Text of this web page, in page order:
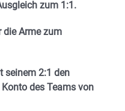
zum 1:1.
die Arme zum
seinem 2:1 den
des Teams von